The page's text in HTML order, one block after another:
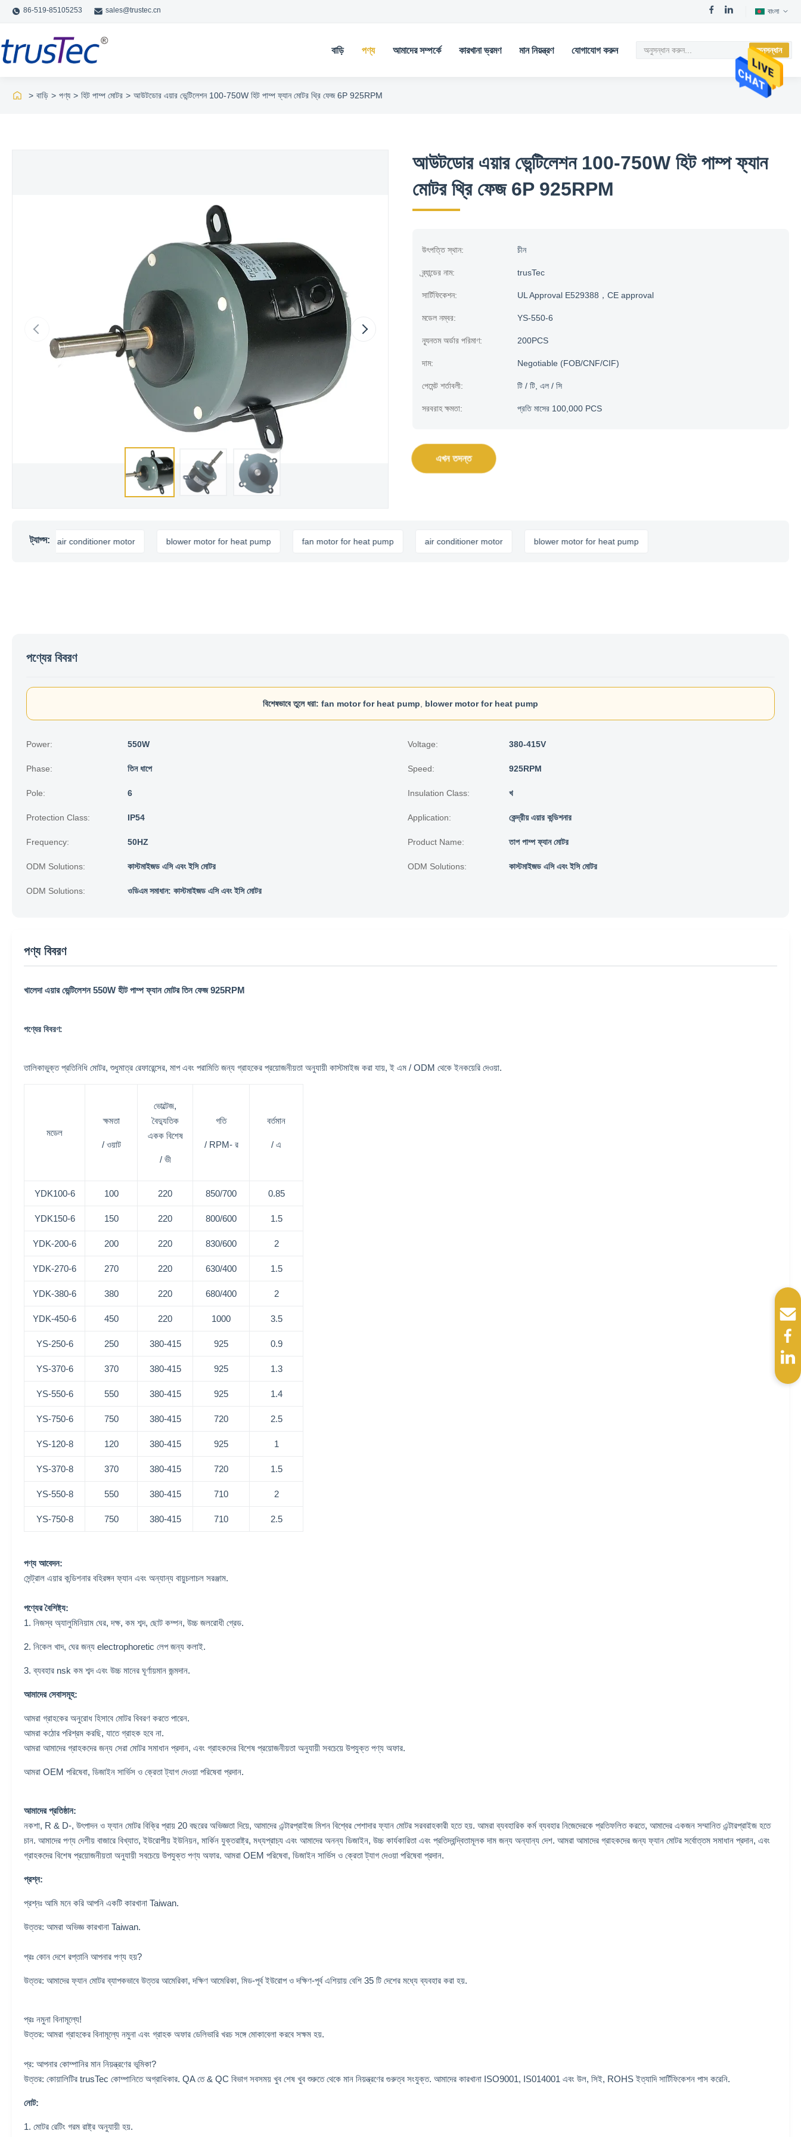
86-519-85105253 sales@trustec.cn বাংলা
বাড়ি পণ্য আমাদের সম্পর্কে কারখানা ভ্রমণ মান নিয়ন্ত্রণ যোগাযোগ করুন অনুসন্ধান
> বাড়ি > পণ্য > হিট পাম্প মোটর > আউটডোর এয়ার ভেন্টিলেশন 100-750W হিট পাম্প ফ্যান মোটর থ্রি ফেজ 6P 925RPM
আউটডোর এয়ার ভেন্টিলেশন 100-750W হিট পাম্প ফ্যান
মোটর থ্রি ফেজ 6P 925RPM
উৎপত্তি স্থান: চীন
ব্র্যান্ডের নাম: trusTec
সার্টিফিকেশন: UL Approval E529388，CE approval
মডেল নম্বর: YS-550-6
ন্যূনতম অর্ডার পরিমাণ: 200PCS
দাম: Negotiable (FOB/CNF/CIF)
পেমেন্ট শর্তাবলী: টি / টি, এল / সি
সরবরাহ ক্ষমতা: প্রতি মাসের 100,000 PCS
এখন তদন্ত
ট্যাগ্স:
air conditioner motor blower motor for heat pump fan motor for heat pump air conditioner motor blower motor for heat pump
পণ্যের বিবরণ
বিশেষভাবে তুলে ধরা: fan motor for heat pump blower motor for heat pump
Power: 550W Voltage: 380-415V
Phase: তিন ধাপে Speed: 925RPM
Pole: 6 Insulation Class: খ
Protection Class: IP54 Application: কেন্দ্রীয় এয়ার কন্ডিশনার
Frequency: 50HZ Product Name: তাপ পাম্প ফ্যান মোটর
ODM Solutions: কাস্টমাইজড এসি এবং ইসি মোটর ODM Solutions: কাস্টমাইজড এসি এবং ইসি মোটর
ODM Solutions: ওডিএম সমাধান: কাস্টমাইজড এসি এবং ইসি মোটর
পণ্য বিবরণ
খালেদা এয়ার ভেন্টিলেশন 550W হীট পাম্প ফ্যান মোটর তিন ফেজ 925RPM
পণ্যের বিবরণ:
তালিকাভুক্ত প্রতিনিধি মোটর, শুধুমাত্র রেফারেন্সের, মাপ এবং পরামিতি জন্য গ্রাহকের প্রয়োজনীয়তা অনুযায়ী কাস্টমাইজ করা যায়, ই এম / ODM থেকে ইনকয়েরি দেওয়া.
মডেল
ক্ষমতা
/ ওয়াট
ভোল্টেজ,
বৈদ্যুতিক
একক বিশেষ
/ ভী
গতি
/ RPM- র
বর্তমান
/ এ
YDK100-6 100 220 850/700 0.85
YDK150-6 150 220 800/600 1.5
YDK-200-6 200 220 830/600 2
YDK-270-6 270 220 630/400 1.5
YDK-380-6 380 220 680/400 2
YDK-450-6 450 220 1000 3.5
YS-250-6 250 380-415 925 0.9
YS-370-6 370 380-415 925 1.3
YS-550-6 550 380-415 925 1.4
YS-750-6 750 380-415 720 2.5
YS-120-8 120 380-415 925 1
YS-370-8 370 380-415 720 1.5
YS-550-8 550 380-415 710 2
YS-750-8 750 380-415 710 2.5
পণ্য আবেদন:
সেন্ট্রাল এয়ার কন্ডিশনার বহিরঙ্গন ফ্যান এবং অন্যান্য বায়ুচলাচল সরঞ্জাম.
পণ্যের বৈশিষ্ট্য:
1. নিজস্ব অ্যালুমিনিয়াম ঘের, দক্ষ, কম শব্দ, ছোট কম্পন, উচ্চ জলরোধী গ্রেড.
2. নিকেল খাদ, ঘের জন্য electrophoretic লেপ জন্য কলাই.
3. ব্যবহার nsk কম শব্দ এবং উচ্চ মানের ঘূর্ণায়মান জন্মদান.
আমাদের সেবাসমূহ:
আমরা গ্রাহকের অনুরোধ হিসাবে মোটর বিবরণ করতে পারেন.
আমরা কঠোর পরিশ্রম করছি, যাতে গ্রাহক হবে না.
আমরা আমাদের গ্রাহকদের জন্য সেরা মোটর সমাধান প্রদান, এবং গ্রাহকদের বিশেষ প্রয়োজনীয়তা অনুযায়ী সবচেয়ে উপযুক্ত পণ্য অফার.
আমরা OEM পরিষেবা, ডিজাইন সার্ভিস ও ক্রেতা ট্যাগ দেওয়া পরিষেবা প্রদান.
আমাদের প্রতিষ্ঠান:
নকশা, R & D-, উৎপাদন ও ফ্যান মোটর বিক্রি প্রায় 20 বছরের অভিজ্ঞতা দিয়ে, আমাদের এন্টারপ্রাইজ মিশন বিশ্বের পেশাদার ফ্যান মোটর সরবরাহকারী হতে হয়. আমরা ব্যবহারিক কর্ম ব্যবহার নিজেদেরকে প্রতিফলিত করতে, আমাদের একজন সম্মানিত এন্টারপ্রাইজ হতে
চান. আমাদের পণ্য দেশীয় বাজারে বিখ্যাত, ইউরোপীয় ইউনিয়ন, মার্কিন যুক্তরাষ্ট্র, মধ্যপ্রাচ্য এবং আমাদের অনন্য ডিজাইন, উচ্চ কার্যকারিতা এবং প্রতিদ্বন্দ্বিতামূলক দাম জন্য অন্যান্য দেশ. আমরা আমাদের গ্রাহকদের জন্য ফ্যান মোটর সর্বোত্তম সমাধান প্রদান, এবং
গ্রাহকদের বিশেষ প্রয়োজনীয়তা অনুযায়ী সবচেয়ে উপযুক্ত পণ্য অফার. আমরা OEM পরিষেবা, ডিজাইন সার্ভিস ও ক্রেতা ট্যাগ দেওয়া পরিষেবা প্রদান.
প্রশ্ন:
প্রশ্নঃ আমি মনে করি আপনি একটি কারখানা Taiwan.
উত্তর: আমরা অভিজ্ঞ কারখানা Taiwan.
প্রঃ কোন দেশে রপ্তানি আপনার পণ্য হয়?
উত্তর: আমাদের ফ্যান মোটর ব্যাপকভাবে উত্তর আমেরিকা, দক্ষিণ আমেরিকা, মিড-পূর্ব ইউরোপ ও দক্ষিণ-পূর্ব এশিয়ায় বেশি 35 টি দেশের মধ্যে ব্যবহার করা হয়.
প্রঃ নমুনা বিনামূল্যে!
উত্তর: আমরা গ্রাহকের বিনামূল্যে নমুনা এবং গ্রাহক অফার ডেলিভারি খরচ সঙ্গে মোকাবেলা করবে সক্ষম হয়.
প্র: আপনার কোম্পানির মান নিয়ন্ত্রণের ভূমিকা?
উত্তর: কোয়ালিটির trusTec কোম্পানিতে অগ্রাধিকার. QA তে & QC বিভাগ সবসময় খুব শেষ খুব শুরুতে থেকে মান নিয়ন্ত্রণের গুরুত্ব সংযুক্ত. আমাদের কারখানা ISO9001, IS014001 এবং উল, সিই, ROHS ইত্যাদি সার্টিফিকেশন পাস করেনি.
নোট:
1. মোটর রেটিং গরম রাষ্ট্র অনুযায়ী হয়.